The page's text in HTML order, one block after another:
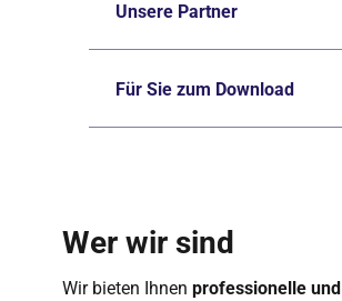
Unsere Partner
Für Sie zum Download
Wer wir sind
Wir bieten Ihnen professionelle und